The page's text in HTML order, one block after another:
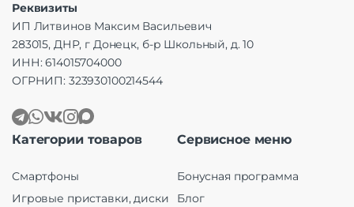
Реквизиты
ИП Литвинов Максим Васильевич
283015, ДНР, г Донецк, б-р Школьный, д. 10
ИНН: 614015704000
ОГРНИП: 323930100214544
Категории товаров
Смартфоны
Игровые приставки, диски
Сервисное меню
Бонусная программа
Блог